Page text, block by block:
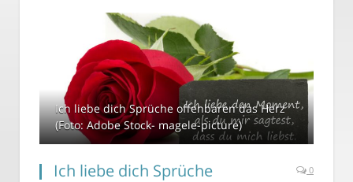
Ich liebe dich Sprüche offenbaren das Herz
(Foto: Adobe Stock- magele-picture)
Ich liebe dich Sprüche
0